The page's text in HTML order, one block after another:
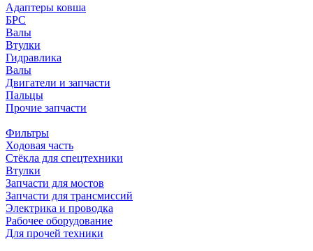
Адаптеры ковша
БРС
Валы
Втулки
Гидравлика
Валы
Двигатели и запчасти
Пальцы
Прочие запчасти
Фильтры
Ходовая часть
Стёкла для спецтехники
Втулки
Запчасти для мостов
Запчасти для трансмиссий
Электрика и проводка
Рабочее оборудование
Для прочей техники